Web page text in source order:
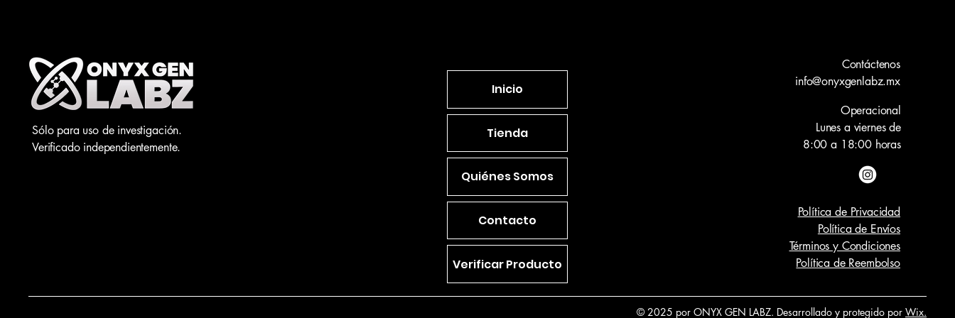
Sólo para uso de investigación.
Verificado independientemente.
Inicio
Tienda
Quiénes Somos
Contacto
Verificar Producto
Contáctenos
info@onyxgenlabz.mx
Operacional
Lunes a viernes de
8:00 a 18:00 horas
Política de Privacidad
Política de Envíos
Términos y Condiciones
Política de Reembolso
© 2025 por ONYX GEN LABZ. Desarrollado y protegido por Wix.